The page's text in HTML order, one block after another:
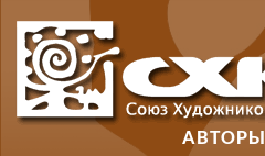
АВТОРЫ